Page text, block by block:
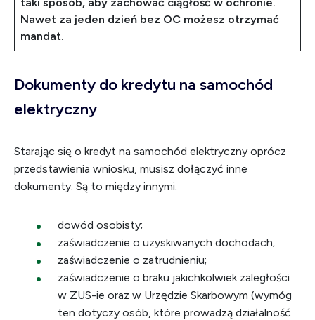
Nawet za jeden dzień bez OC możesz otrzymać
mandat.
Dokumenty do kredytu na samochód
elektryczny
Starając się o kredyt na samochód elektryczny oprócz
przedstawienia wniosku, musisz dołączyć inne
dokumenty. Są to między innymi:
dowód osobisty;
zaświadczenie o uzyskiwanych dochodach;
zaświadczenie o zatrudnieniu;
zaświadczenie o braku jakichkolwiek zaległości
w ZUS-ie oraz w Urzędzie Skarbowym (wymóg
ten dotyczy osób, które prowadzą działalność